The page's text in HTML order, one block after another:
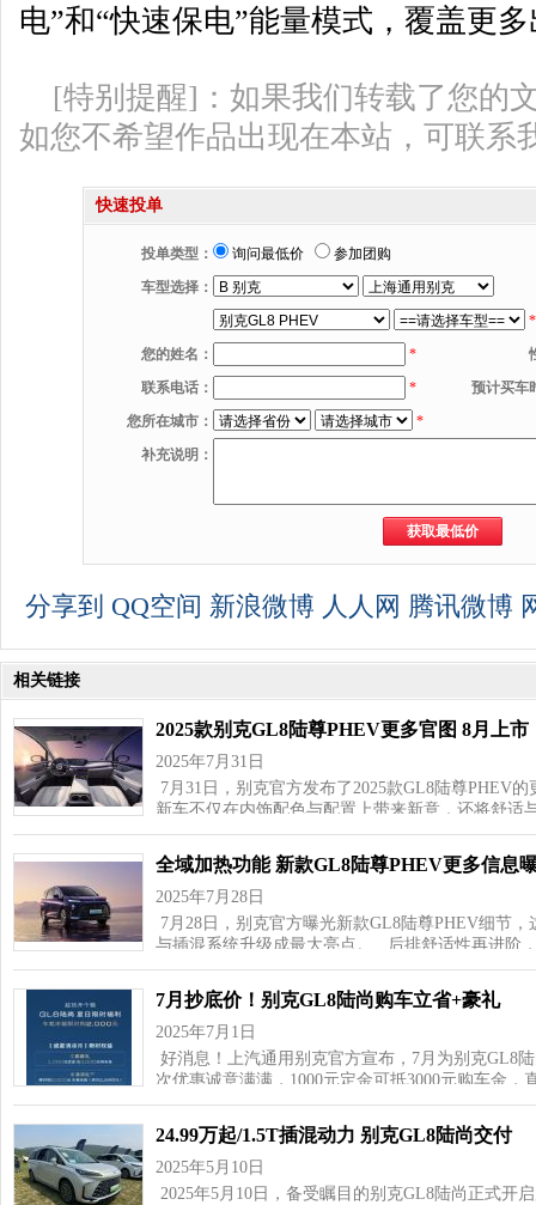
电”和“快速保电”能量模式，覆盖更
[特别提醒]：如果我们转载了您的
如您不希望作品出现在本站，可联系
快速投单
投单类型： 询问最低价
参加团购
车型选择：
*
您的姓名：
*
联系电话：
*
预计买车
您所在城市：
*
补充说明：
分享到 QQ空间 新浪微博 人人网 腾讯微博
相关链接
2025款别克GL8陆尊PHEV更多官图 8月上市
2025年7月31日
7月31日，别克官方发布了2025款GL8陆尊PHEV
新车不仅在内饰配色与配置上带来新意，还将舒适
全域加热功能 新款GL8陆尊PHEV更多信息
2025年7月28日
7月28日，别克官方曝光新款GL8陆尊PHEV细节
与插混系统升级成最大亮点。 后排舒适性再进阶
7月抄底价！别克GL8陆尚购车立省+豪礼
2025年7月1日
好消息！上汽通用别克官方宣布，7月为别克GL8
次优惠诚意满满，1000元定金可抵3000元购车金，
24.99万起/1.5T插混动力 别克GL8陆尚交付
2025年5月10日
2025年5月10日，备受瞩目的别克GL8陆尚正式开